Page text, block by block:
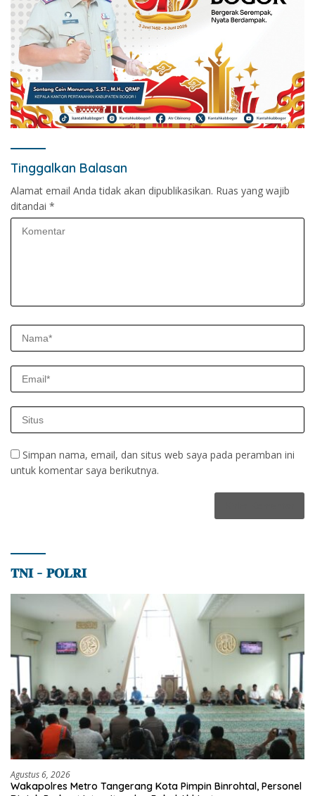
Tinggalkan Balasan
Alamat email Anda tidak akan dipublikasikan. Ruas yang wajib
ditandai *
Simpan nama, email, dan situs web saya pada peramban ini
untuk komentar saya berikutnya.
𝐓𝐍𝐈 – 𝐏𝐎𝐋𝐑𝐈
Agustus 6, 2026
Wakapolres Metro Tangerang Kota Pimpin Binrohtal, Personel